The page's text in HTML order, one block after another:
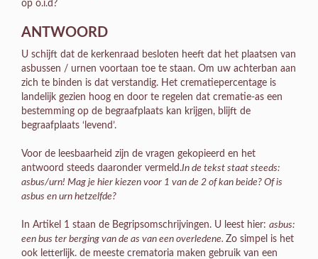
op o.i.d?
ANTWOORD
U schijft dat de kerkenraad besloten heeft dat het plaatsen van
asbussen / urnen voortaan toe te staan. Om uw achterban aan
zich te binden is dat verstandig. Het crematiepercentage is
landelijk gezien hoog en door te regelen dat crematie-as een
bestemming op de begraafplaats kan krijgen, blijft de
begraafplaats ‘levend’.
Voor de leesbaarheid zijn de vragen gekopieerd en het
antwoord steeds daaronder vermeld.In de tekst staat steeds:
asbus/urn! Mag je hier kiezen voor 1 van de 2 of kan beide? Of is
asbus en urn hetzelfde?
In Artikel 1 staan de Begripsomschrijvingen. U leest hier: asbus:
een bus ter berging van de as van een overledene. Zo simpel is het
ook letterlijk. de meeste crematoria maken gebruik van een